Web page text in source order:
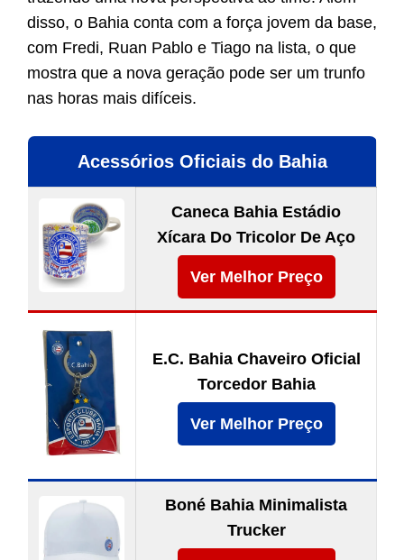
disso, o Bahia conta com a força jovem da base,
com Fredi, Ruan Pablo e Tiago na lista, o que
mostra que a nova geração pode ser um trunfo
nas horas mais difíceis.
Acessórios Oficiais do Bahia
Caneca Bahia Estádio
Xícara Do Tricolor De Aço
Ver Melhor Preço
E.C. Bahia Chaveiro Oficial
Torcedor Bahia
Ver Melhor Preço
Boné Bahia Minimalista
Trucker